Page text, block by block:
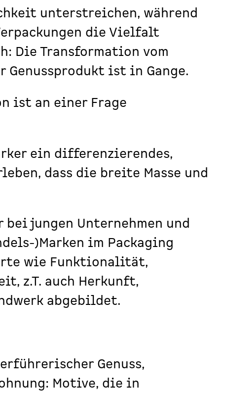
unterstreichen, während
die Vielfalt
Die Transformation vom
Genussprodukt ist in Gange.
ist an einer Frage
ein differenzierendes,
dass die breite Masse und
bei jungen Unternehmen und
)Marken im Packaging
wie Funktionalität,
z.T. auch Herkunft,
abgebildet.
Genuss,
Motive, die in